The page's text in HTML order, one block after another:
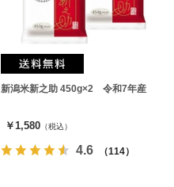
新潟米新之助 450g×2 令和7年産
￥1,580 （税込）
4.6 （114）